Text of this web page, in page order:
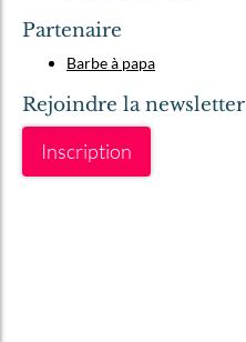
Partenaire
Barbe à papa
Rejoindre la newsletter
Inscription